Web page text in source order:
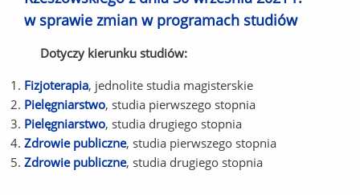
w sprawie zmian w programach studiów
Dotyczy kierunku studiów:
Fizjoterapia, jednolite studia magisterskie
Pielęgniarstwo, studia pierwszego stopnia
Pielęgniarstwo, studia drugiego stopnia
Zdrowie publiczne, studia pierwszego stopnia
Zdrowie publiczne, studia drugiego stopnia